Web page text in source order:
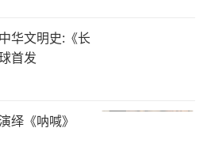
华文明史:《长
首发
绎《呐喊》